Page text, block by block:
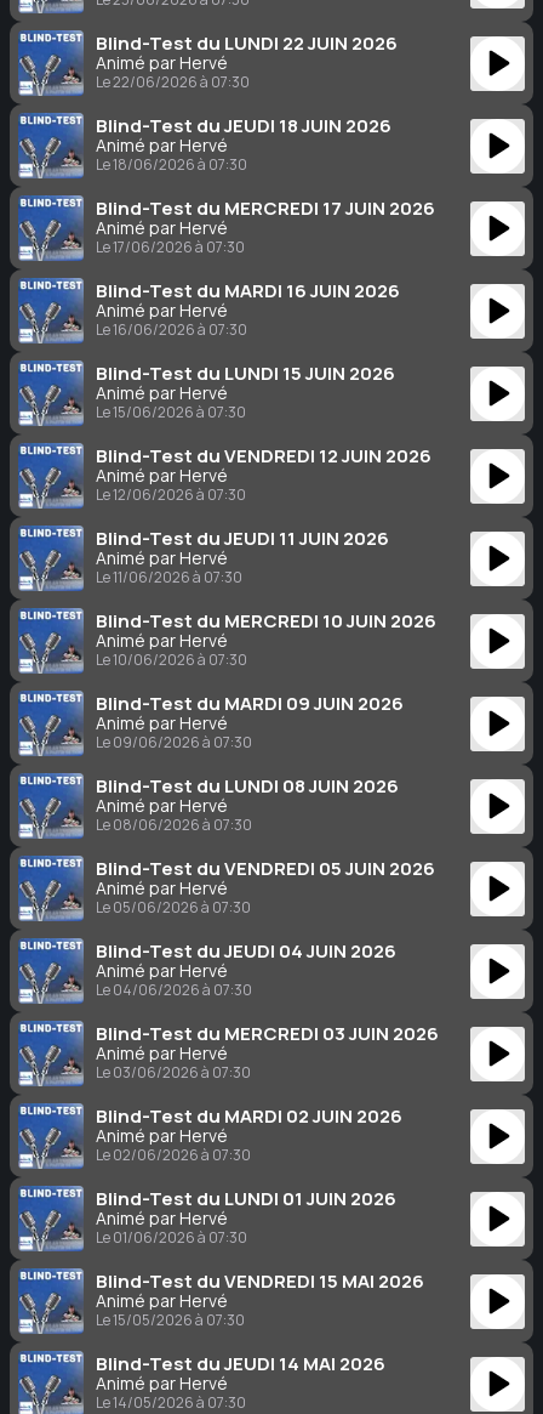
Blind-Test du LUNDI 22 JUIN 2026
Animé par Hervé
Le 22/06/2026 à 07:30
Blind-Test du JEUDI 18 JUIN 2026
Animé par Hervé
Le 18/06/2026 à 07:30
Blind-Test du MERCREDI 17 JUIN 2026
Animé par Hervé
Le 17/06/2026 à 07:30
Blind-Test du MARDI 16 JUIN 2026
Animé par Hervé
Le 16/06/2026 à 07:30
Blind-Test du LUNDI 15 JUIN 2026
Animé par Hervé
Le 15/06/2026 à 07:30
Blind-Test du VENDREDI 12 JUIN 2026
Animé par Hervé
Le 12/06/2026 à 07:30
Blind-Test du JEUDI 11 JUIN 2026
Animé par Hervé
Le 11/06/2026 à 07:30
Blind-Test du MERCREDI 10 JUIN 2026
Animé par Hervé
Le 10/06/2026 à 07:30
Blind-Test du MARDI 09 JUIN 2026
Animé par Hervé
Le 09/06/2026 à 07:30
Blind-Test du LUNDI 08 JUIN 2026
Animé par Hervé
Le 08/06/2026 à 07:30
Blind-Test du VENDREDI 05 JUIN 2026
Animé par Hervé
Le 05/06/2026 à 07:30
Blind-Test du JEUDI 04 JUIN 2026
Animé par Hervé
Le 04/06/2026 à 07:30
Blind-Test du MERCREDI 03 JUIN 2026
Animé par Hervé
Le 03/06/2026 à 07:30
Blind-Test du MARDI 02 JUIN 2026
Animé par Hervé
Le 02/06/2026 à 07:30
Blind-Test du LUNDI 01 JUIN 2026
Animé par Hervé
Le 01/06/2026 à 07:30
Blind-Test du VENDREDI 15 MAI 2026
Animé par Hervé
Le 15/05/2026 à 07:30
Blind-Test du JEUDI 14 MAI 2026
Animé par Hervé
Le 14/05/2026 à 07:30